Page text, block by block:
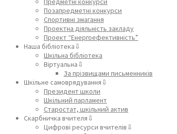
Позапредметні конкурси
Спортивні змагання
Проектна діяльність закладу
Проект “Енергоефективність”
Наша бібліотека⇩
Шкільна бібліотека
Віртуальна⇩
За прізвищами письменників
Шкільне самоврядування⇩
Президент школи
Шкільний парламент
Старостат, шкільний актив
Скарбничка вчителя⇩
Цифрові ресурси вчителів⇩